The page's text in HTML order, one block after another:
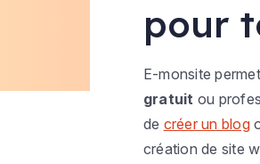
pour
E-monsite
gratuit ou
de créer un blog
création de site